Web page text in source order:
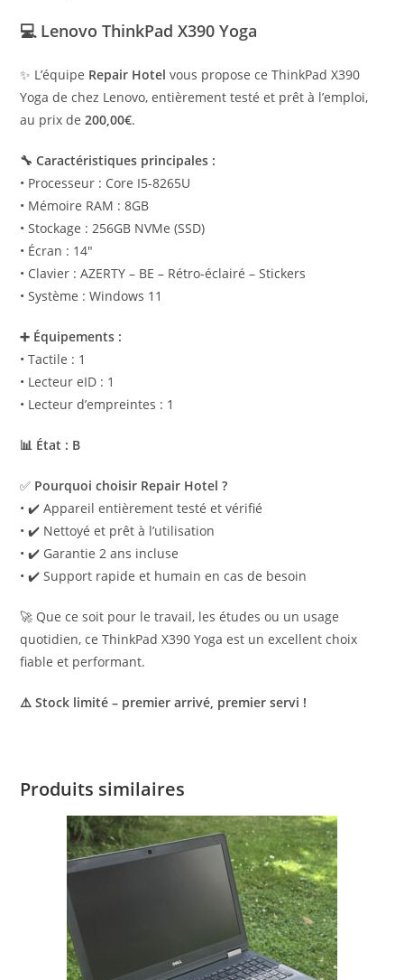
💻 Lenovo ThinkPad X390 Yoga
✨ L’équipe Repair Hotel vous propose ce ThinkPad X390
Yoga de chez Lenovo, entièrement testé et prêt à l’emploi,
au prix de200,00€.
🔧 Caractéristiques principales :
• Processeur : Core I5-8265U
• Mémoire RAM : 8GB
• Stockage : 256GB NVMe (SSD)
• Écran : 14"
• Clavier : AZERTY – BE – Rétro-éclairé – Stickers
• Système : Windows 11
➕ Équipements :
• Tactile : 1
• Lecteur eID : 1
• Lecteur d’empreintes : 1
📊 État : B
✅ Pourquoi choisir Repair Hotel ?
• ✔️ Appareil entièrement testé et vérifié
• ✔️ Nettoyé et prêt à l’utilisation
• ✔️ Garantie 2 ans incluse
• ✔️ Support rapide et humain en cas de besoin
🚀 Que ce soit pour le travail, les études ou un usage
quotidien, ce ThinkPad X390 Yoga est un excellent choix
fiable et performant.
⚠️ Stock limité – premier arrivé, premier servi !
Produits similaires